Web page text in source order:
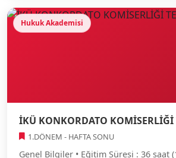
Hukuk Akademisi
İKÜ KONKORDATO
1.DÖNEM - HAFTA SONU
Genel Bilgiler • Eğitim Süresi : 36 saat